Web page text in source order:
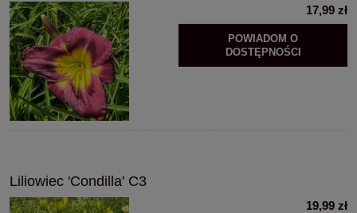
17,99 zł
POWIADOM O
DOSTĘPNOŚCI
Liliowiec 'Condilla' C3
19,99 zł